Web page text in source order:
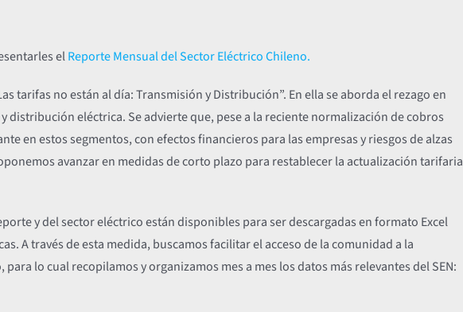
elReporte Mensual del Sector Eléctrico Chileno.
tarifas no están al día: Transmisión y Distribución”. En ella se aborda el rezago en
distribución eléctrica. Se advierte que, pese a la reciente normalización de cobros
en estos segmentos, con efectos financieros para las empresas y riesgos de alzas
avanzar en medidas de corto plazo para restablecer la actualización tarifaria
y del sector eléctrico están disponibles para ser descargadas en formato Excel
A través de esta medida, buscamos facilitar el acceso de la comunidad a la
lo cual recopilamos y organizamos mes a mes los datos más relevantes del SEN: